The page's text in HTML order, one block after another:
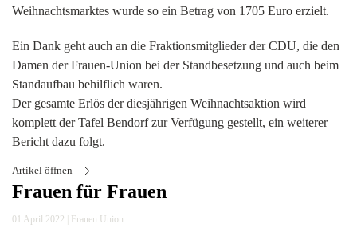
Weihnachtsmarktes wurde so ein Betrag von 1705 Euro erzielt.
Ein Dank geht auch an die Fraktionsmitglieder der CDU, die den
Damen der Frauen-Union bei der Standbesetzung und auch beim
Standaufbau behilflich waren.
Der gesamte Erlös der diesjährigen Weihnachtsaktion wird
komplett der Tafel Bendorf zur Verfügung gestellt, ein weiterer
Bericht dazu folgt.
Artikel öffnen
Frauen für Frauen
01 April 2022 Frauen Union